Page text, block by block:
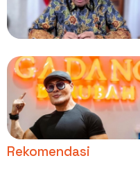
Rekomendasi